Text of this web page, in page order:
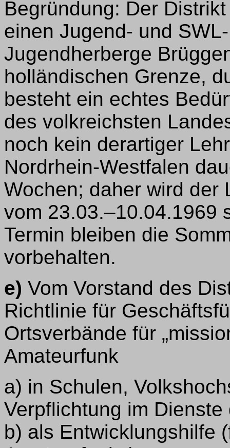
Begründung: Der
einen Jugend- und
Jugendherberge
holländischen Grenze,
besteht ein echtes
des volkreichsten
noch kein derartiger
Nordrhein-Westfalen
Wochen; daher wird der
vom 23.03.–10.04.1969
Termin bleiben die
vorbehalten.
e) Vom Vorstand des
Richtlinie für
Ortsverbände für
Amateurfunk
a) in Schulen,
Verpflichtung im
b) als Entwicklungshilfe